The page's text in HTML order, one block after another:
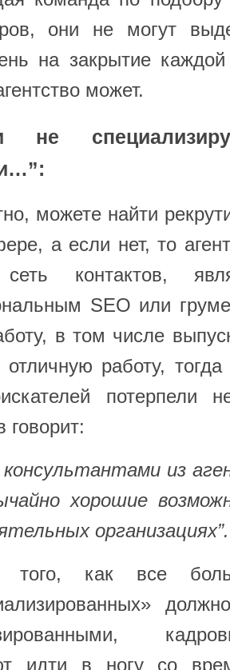
они не могут
на закрытие
может.
не
можете найти
а если нет, то
контактов,
SEO или
в том числе
работу,
потерпели
говорит:
из
хорошие
организациях”.
того, как все
идти в ногу со